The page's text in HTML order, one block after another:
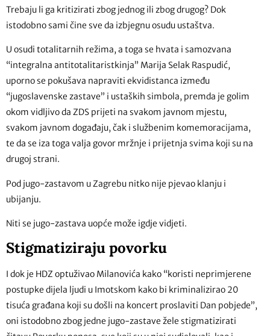
Trebaju li ga kritizirati zbog jednog ili zbog drugog? Dok
istodobno sami čine sve da izbjegnu osudu ustaštva.
U osudi totalitarnih režima, a toga se hvata i samozvana
“integralna antitotalitaristkinja” Marija Selak Raspudić,
uporno se pokušava napraviti ekvidistanca između
“jugoslavenske zastave” i ustaških simbola, premda je golim
okom vidljivo da ZDS prijeti na svakom javnom mjestu,
svakom javnom događaju, čak i službenim komemoracijama,
te da se iza toga valja govor mržnje i prijetnja svima koji su na
drugoj strani.
Pod jugo-zastavom u Zagrebu nitko nije pjevao klanju i
ubijanju.
Niti se jugo-zastava uopće može igdje vidjeti.
Stigmatiziraju povorku
I dok je HDZ optuživao Milanovića kako “koristi neprimjerene
postupke dijela ljudi u Imotskom kako bi kriminalizirao 20
tisuća građana koji su došli na koncert proslaviti Dan pobjede”,
oni istodobno zbog jedne jugo-zastave žele stigmatizirati